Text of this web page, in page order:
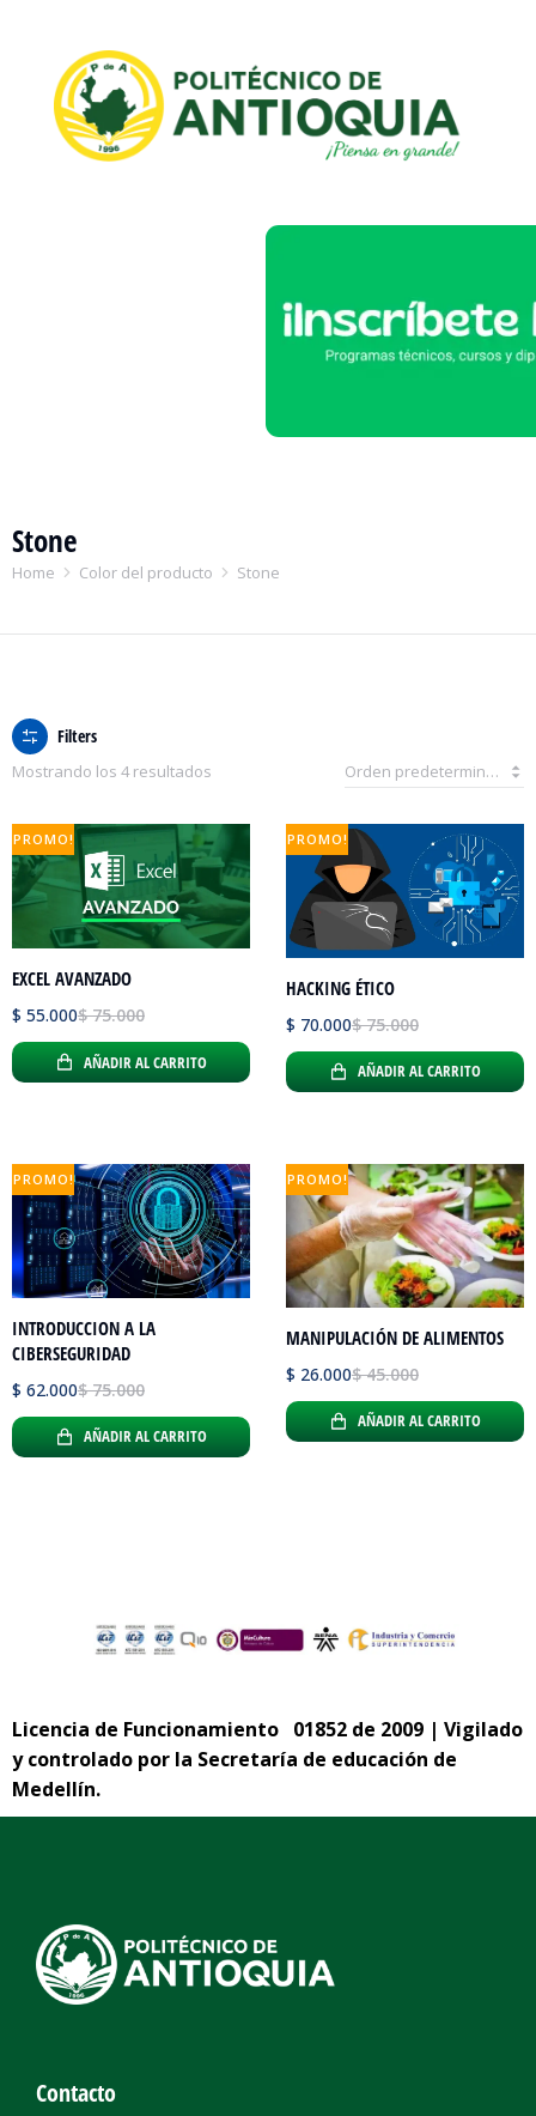
Stone
You are here:
Home Color del producto Stone
Filters
Mostrando los 4 resultados
PROMO!
EXCEL AVANZADO
$75.000
$ 55.000
AÑADIR AL CARRITO
PROMO!
HACKING ÉTICO
$75.000
$ 70.000
AÑADIR AL CARRITO
PROMO!
INTRODUCCION A LA
CIBERSEGURIDAD
$75.000
$ 62.000
AÑADIR AL CARRITO
PROMO!
MANIPULACIÓN DE ALIMENTOS
$45.000
$ 26.000
AÑADIR AL CARRITO
Licencia de Funcionamiento 01852 de 2009 | Vigilado
y controlado por la Secretaría de educación de
Medellín.
Contacto